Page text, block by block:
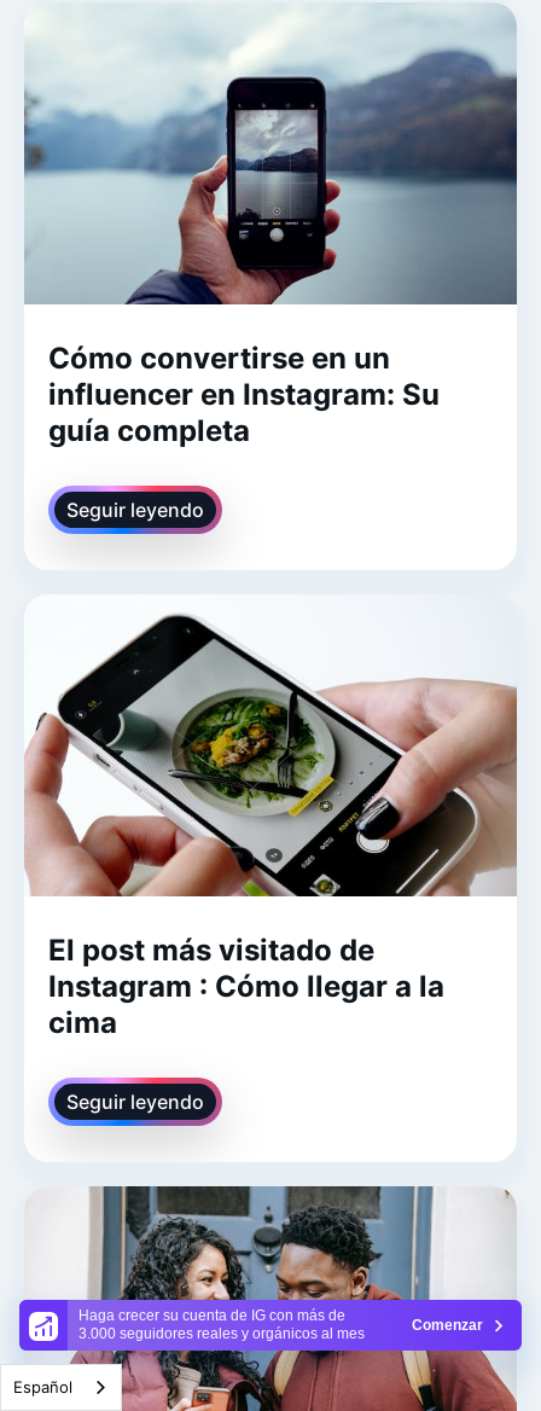
Haga crecer su cuenta de IG con más de
3.000 seguidores reales y orgánicos al mes
Comenzar
Cómo convertirse en un
influencer en Instagram: Su
guía completa
Seguir leyendo
El post más visitado de
Instagram : Cómo llegar a la
cima
Seguir leyendo
Español